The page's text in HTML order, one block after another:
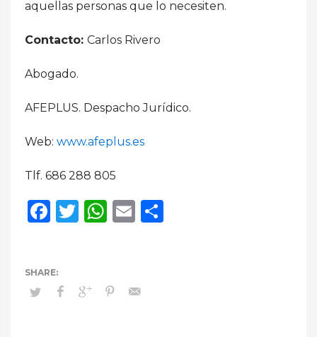
aquellas personas que lo necesiten.
Contacto: Carlos Rivero
Abogado.
AFEPLUS. Despacho Jurídico.
Web: www.afeplus.es
Tlf. 686 288 805
Facebook
Twitter
WhatsApp
Email